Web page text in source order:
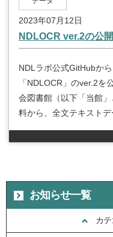
2023年07月12日
NDLOCR ver.2の公
NDLラボ公式GitHubか
「NDLOCR」のver.2を
会図書館（以下「当館
料から、全文テキスト
お知らせ一覧
カ